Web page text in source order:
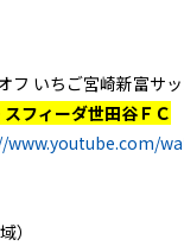
フ いちご宮崎新富サッ
フィーダ世田谷ＦＣ
）